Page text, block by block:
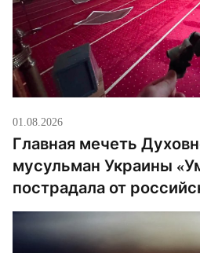
01.08.2026
Главная мечеть
мусульман Украины
пострадала от